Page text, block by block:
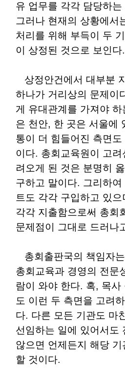
유 업무를 각각 담당하
그러나 현재의 상황에서
처리를 위해 부득이 두
이 상정된 것으로 보인다.
상정안건에서 대부분
하나가 거리상의 문제이
게 유대관계를 가져야
은 천안, 한 곳은 서울에
통이 더 힘들어진 측면
이다. 총회교육원이 고려
려오게 된 것은 분명히
구하고 말이다. 그리하여
트도 각각 구입하고 있
각각 지출함으로써 총회
문제점이 그대로 드러나
총회출판국의 책임자
총회교육과 경영의 전문
람이 와야 한다. 혹, 목사
도 이런 두 측면을 고려
다. 다른 모든 기관도 마
선임하는 일에 있어서도
않으면 언제든지 해당 기
할 것이다.